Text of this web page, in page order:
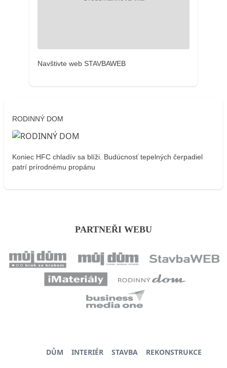
Navštivte web STAVBAWEB
RODINNÝ DOM
Koniec HFC chladív sa blíži. Budúcnosť tepelných čerpadiel
patrí prírodnému propánu
PARTNEŘI WEBU
DŮM INTERIÉR STAVBA
REKONSTRUKCE